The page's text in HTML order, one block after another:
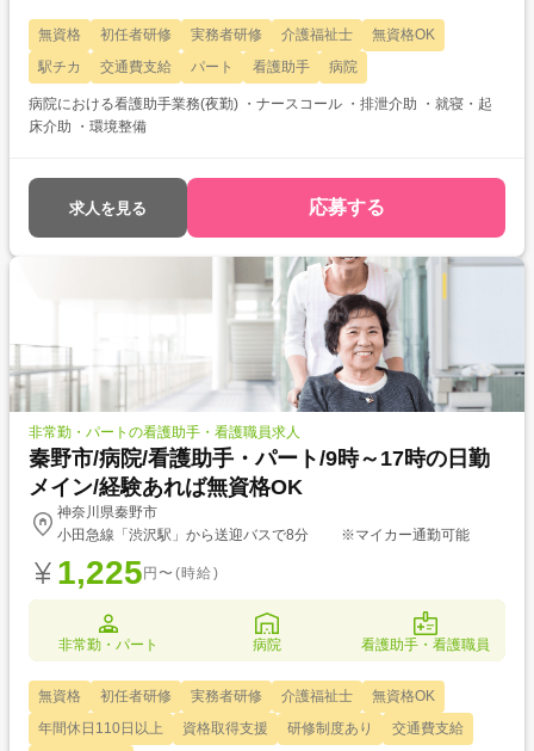
無資格 初任者研修 実務者研修 介護福祉士
無資格OK
駅チカ
交通費支給 パート 看護助手 病院
病院における看護助手業務(夜勤) ・ナースコール ・排泄介助 ・就寝・起
床介助 ・環境整備
求人を見る 応募する
非常勤・パートの看護助手・看護職員求人
秦野市/病院/看護助手・パート/9時～17時の日勤
メイン/経験あれば無資格OK
神奈川県秦野市
小田急線「渋沢駅」から送迎バスで8分 ※マイカー通勤可能
1,225 円〜(時給)
非常勤・パート 病院 看護助手・看護職員
無資格 初任者研修 実務者研修 介護福祉士
無資格OK
年間休日110日以上
資格取得支援 研修制度あり
交通費支給